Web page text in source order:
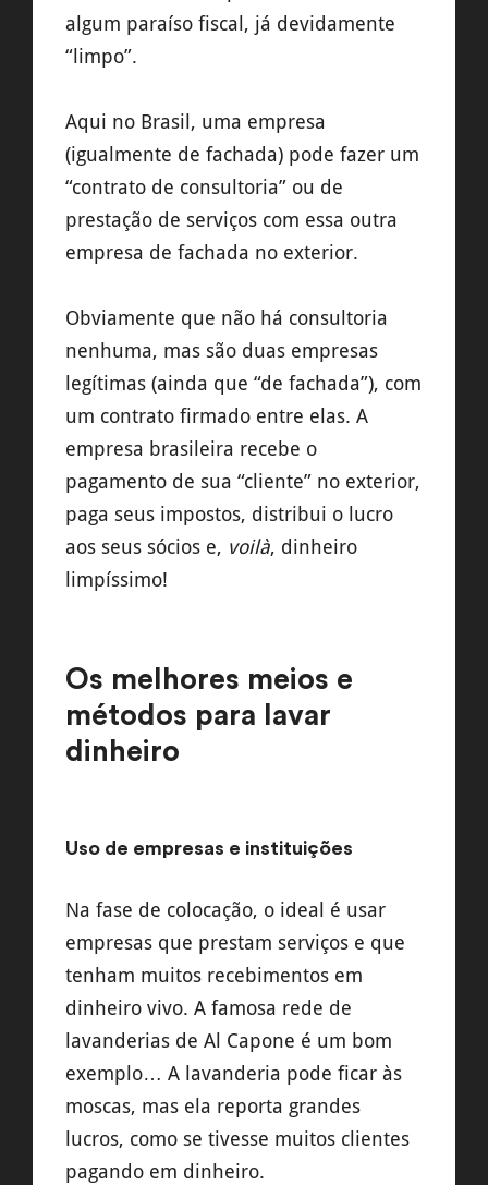
algum paraíso fiscal, já devidamente
“limpo”.
Aqui no Brasil, uma empresa
(igualmente de fachada) pode fazer um
“contrato de consultoria” ou de
prestação de serviços com essa outra
empresa de fachada no exterior.
Obviamente que não há consultoria
nenhuma, mas são duas empresas
legítimas (ainda que “de fachada”), com
um contrato firmado entre elas. A
empresa brasileira recebe o
pagamento de sua “cliente” no exterior,
paga seus impostos, distribui o lucro
aos seus sócios e, voilà, dinheiro
limpíssimo!
Os melhores meios e
métodos para lavar
dinheiro
Uso de empresas e instituições
Na fase de colocação, o ideal é usar
empresas que prestam serviços e que
tenham muitos recebimentos em
dinheiro vivo. A famosa rede de
lavanderias de Al Capone é um bom
exemplo… A lavanderia pode ficar às
moscas, mas ela reporta grandes
lucros, como se tivesse muitos clientes
pagando em dinheiro.